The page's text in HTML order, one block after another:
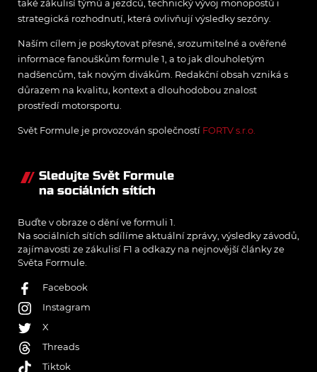
také zákulisí týmů a jezdců, technický vývoj monopostů i
strategická rozhodnutí, která ovlivňují výsledky sezóny.
Naším cílem je poskytovat přesné, srozumitelné a ověřené
informace fanouškům formule 1, a to jak dlouholetým
nadšencům, tak novým divákům. Redakční obsah vzniká s
důrazem na kvalitu, kontext a dlouhodobou znalost
prostředí motorsportu.
Svět Formule je provozován společností FORTV s.r.o.
Sledujte Svět Formule
na sociálních sítích
Buďte v obraze o dění ve formuli 1.
Na sociálních sítích sdílíme aktuální zprávy, výsledky závodů,
zajímavosti ze zákulisí F1 a odkazy na nejnovější články ze
Světa Formule.
Facebook
Instagram
X
Threads
Tiktok